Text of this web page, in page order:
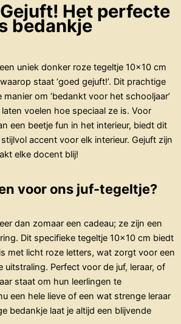
Het perfecte
bedankje
uniek donker roze tegeltje 10×10 cm
staat ‘goed gejuft!’. Dit prachtige
om ‘bedankt voor het schooljaar’
voelen hoe speciaal ze is. Voor
een beetje fun in het interieur, biedt dit
accent voor elk interieur. Gejuft zijn
elke docent blij!
voor ons juf-tegeltje?
dan zomaar een cadeau; ze zijn een
Dit specifieke tegeltje 10×10 cm biedt
met licht roze letters, wat zorgt voor een
uitstraling. Perfect voor de juf, leraar, of
staat om hun leerlingen te
een hele lieve of een wat strenge leraar
bedankje laat je altijd een blijvende